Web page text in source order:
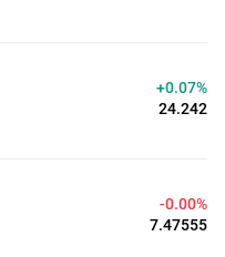
+0.07%
24.242
-0.00%
7.47555